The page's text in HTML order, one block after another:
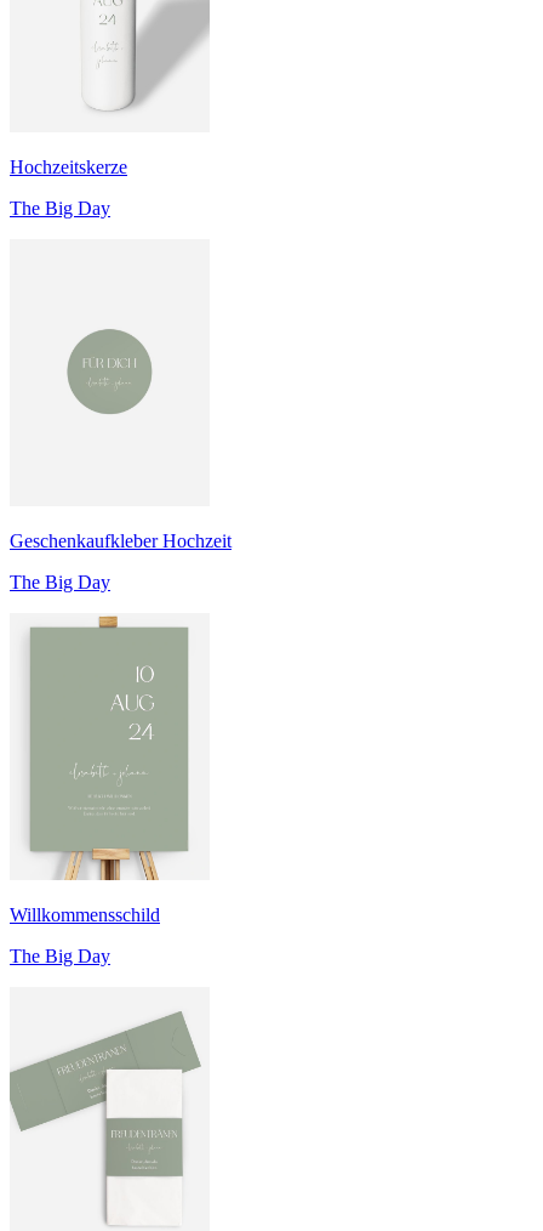
Hochzeitskerze
The Big Day
Geschenkaufkleber Hochzeit
The Big Day
Willkommensschild
The Big Day